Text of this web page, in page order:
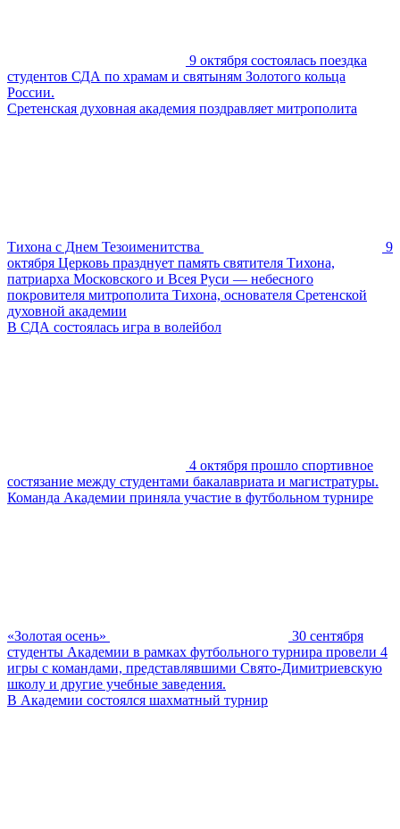
9 октября состоялась поездка
студентов СДА по храмам и святыням Золотого кольца
России.
Сретенская духовная академия поздравляет митрополита
Тихона с Днем Тезоименитства
9
октября Церковь празднует память святителя Тихона,
патриарха Московского и Всея Руси — небесного
покровителя митрополита Тихона, основателя Сретенской
духовной академии
В СДА состоялась игра в волейбол
4 октября прошло спортивное
состязание между студентами бакалавриата и магистратуры.
Команда Академии приняла участие в футбольном турнире
«Золотая осень»
30 сентября
студенты Академии в рамках футбольного турнира провели 4
игры с командами, представлявшими Свято-Димитриевскую
школу и другие учебные заведения.
В Академии состоялся шахматный турнир